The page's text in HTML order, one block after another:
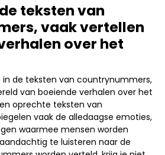
teksten van
vaak vertellen
over het
in de teksten van countrynummers,
van boeiende verhalen over het
oprechte teksten van
vaak de alledaagse emoties,
waarmee mensen worden
te luisteren naar de